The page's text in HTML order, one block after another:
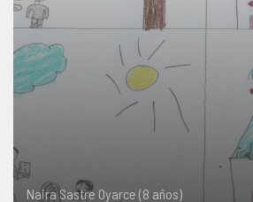
Naira Sastre Oyarce (8 años)